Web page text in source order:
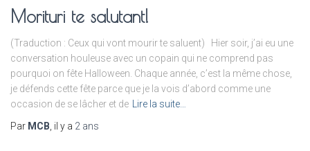
Morituri te salutant!
(Traduction : Ceux qui vont mourir te saluent) Hier soir, j’ai eu une
conversation houleuse avec un copain qui ne comprend pas
pourquoi on fête Halloween. Chaque année, c’est la même chose,
je défends cette fête parce que je la vois d’abord comme une
occasion de se lâcher et de
Lire la suite…
Par MCB , il y a 2 ans